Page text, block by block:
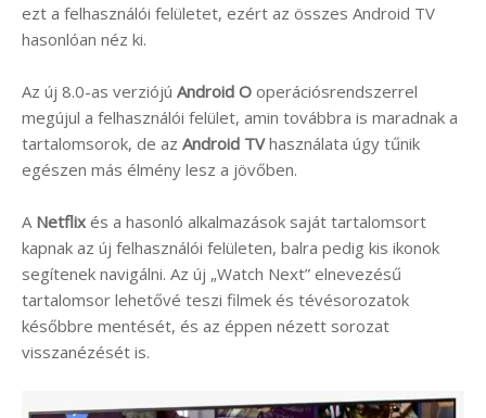
ezt a felhasználói felületet, ezért az összes Android TV
hasonlóan néz ki.
Az új 8.0-as verziójú Android O operációsrendszerrel
megújul a felhasználói felület, amin továbbra is maradnak a
tartalomsorok, de az Android TVhasználata úgy tűnik
egészen más élmény lesz a jövőben.
A Netflix és a hasonló alkalmazások saját tartalomsort
kapnak az új felhasználói felületen, balra pedig kis ikonok
segítenek navigálni. Az új „Watch Next” elnevezésű
tartalomsor lehetővé teszi filmek és tévésorozatok
későbbre mentését, és az éppen nézett sorozat
visszanézését is.